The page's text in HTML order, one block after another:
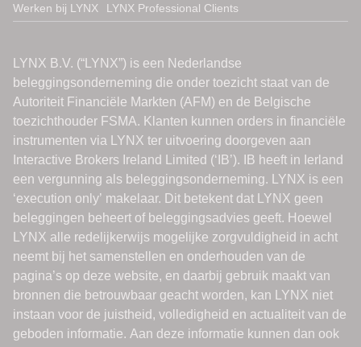
Werken bij LYNX
LYNX Professional Clients